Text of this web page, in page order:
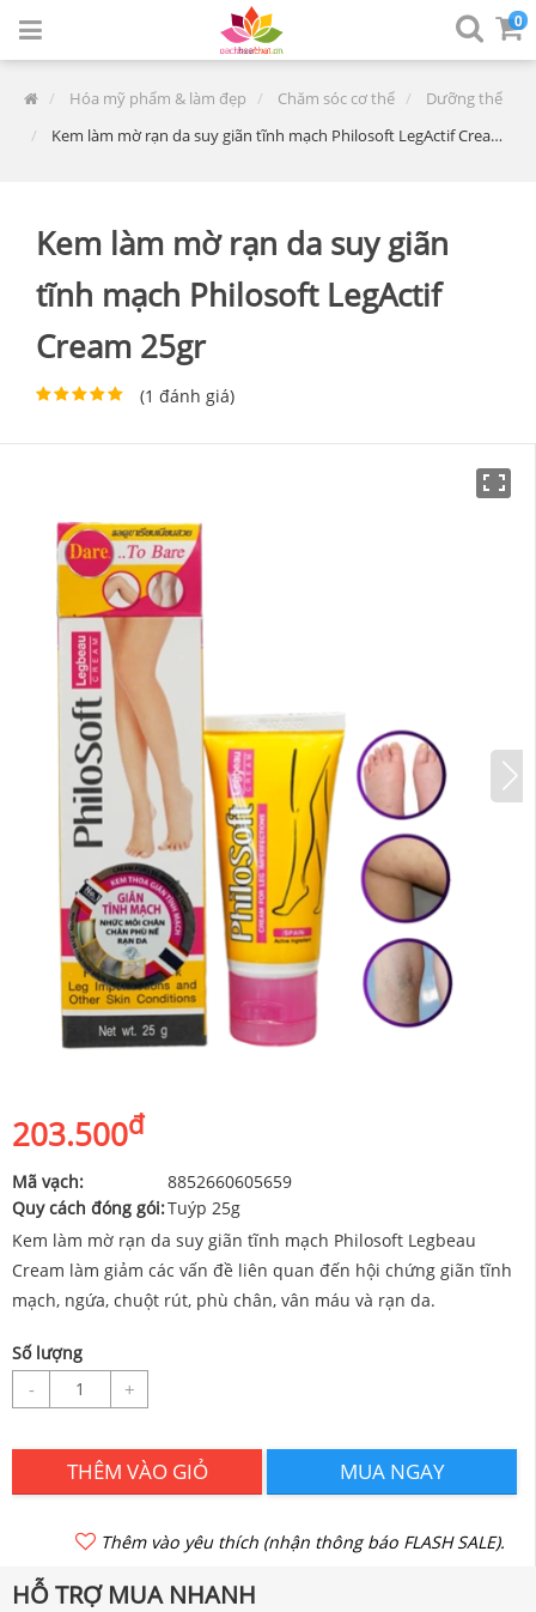
0
Hóa mỹ phẩm & làm đẹp Chăm sóc cơ thể
Dưỡng thể
Kem làm mờ rạn da suy giãn tĩnh mạch Philosoft LegActif Cream 25gr
Kem làm mờ rạn da suy giãn
tĩnh mạch Philosoft LegActif
Cream 25gr
(1 đánh giá)
203.500đ
Mã vạch:
8852660605659
Quy cách đóng gói:Tuýp 25g
Kem làm mờ rạn da suy giãn tĩnh mạch Philosoft Legbeau
Cream làm giảm các vấn đề liên quan đến hội chứng giãn tĩnh
mạch, ngứa, chuột rút, phù chân, vân máu và rạn da.
Số lượng
- +
THÊM VÀO GIỎ MUA NGAY
Thêm vào yêu thích (nhận thông báo FLASH SALE).
HỖ TRỢ MUA NHANH